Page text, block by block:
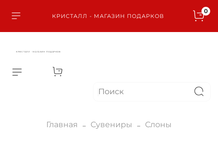
КРИСТАЛЛ - МАГАЗИН ПОДАРКОВ
0
КРИСТАЛЛ - МАГАЗИН ПОДАРКОВ
Главная Сувениры Слоны